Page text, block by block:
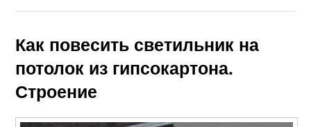
Как повесить светильник на
потолок из гипсокартона.
Строение